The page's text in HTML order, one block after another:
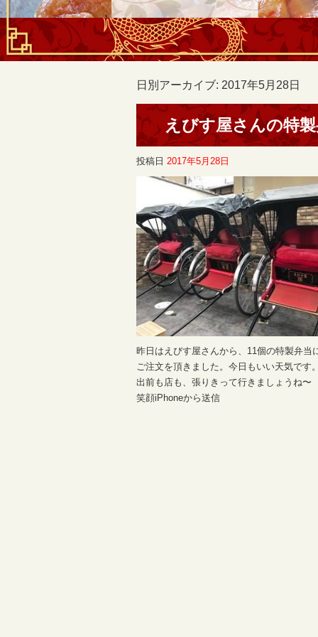
日別アーカイブ: 2017年5月28日
えびす屋さんの特
投稿日 2017年5月28日
昨日はえびす屋さんから、11個の特製弁当
ご注文を頂きました。今日もいい天気です
出前も店も、張りきって行きましょうね〜
笑顔iPhoneから送信